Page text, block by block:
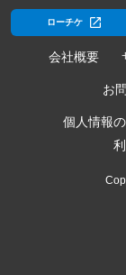
ローチケ
会社概要
お
個人情報